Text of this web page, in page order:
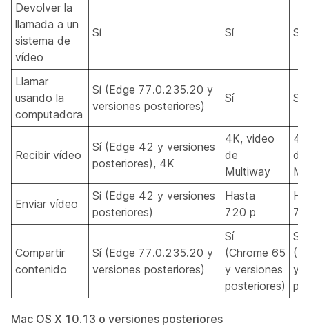
Devolver la
llamada a un
sistema de
vídeo
Sí Sí Sí
Llamar
usando la
computadora
Sí (Edge 77.0.235.20 y
versiones posteriores)
Sí Sí
Recibir vídeo
Sí (Edge 42 y versiones
posteriores), 4K
4K, video
de
Multiway
de
Enviar vídeo
Sí (Edge 42 y versiones
posteriores)
Hasta
720 p
Compartir
contenido
Sí (Edge 77.0.235.20 y
versiones posteriores)
Sí
(Chrome 65
y versiones
posteriores)
Sí
y
Mac OS X 10.13 o versiones posteriores